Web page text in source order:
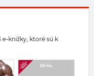
e-knižky, ktoré sú k